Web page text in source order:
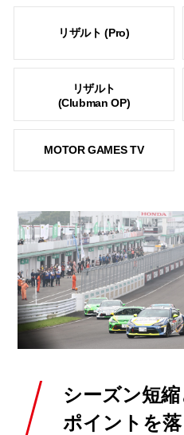
リザルト (Pro)
リザルト
(Clubman OP)
MOTOR GAMES TV
シーズン短
ポイントを